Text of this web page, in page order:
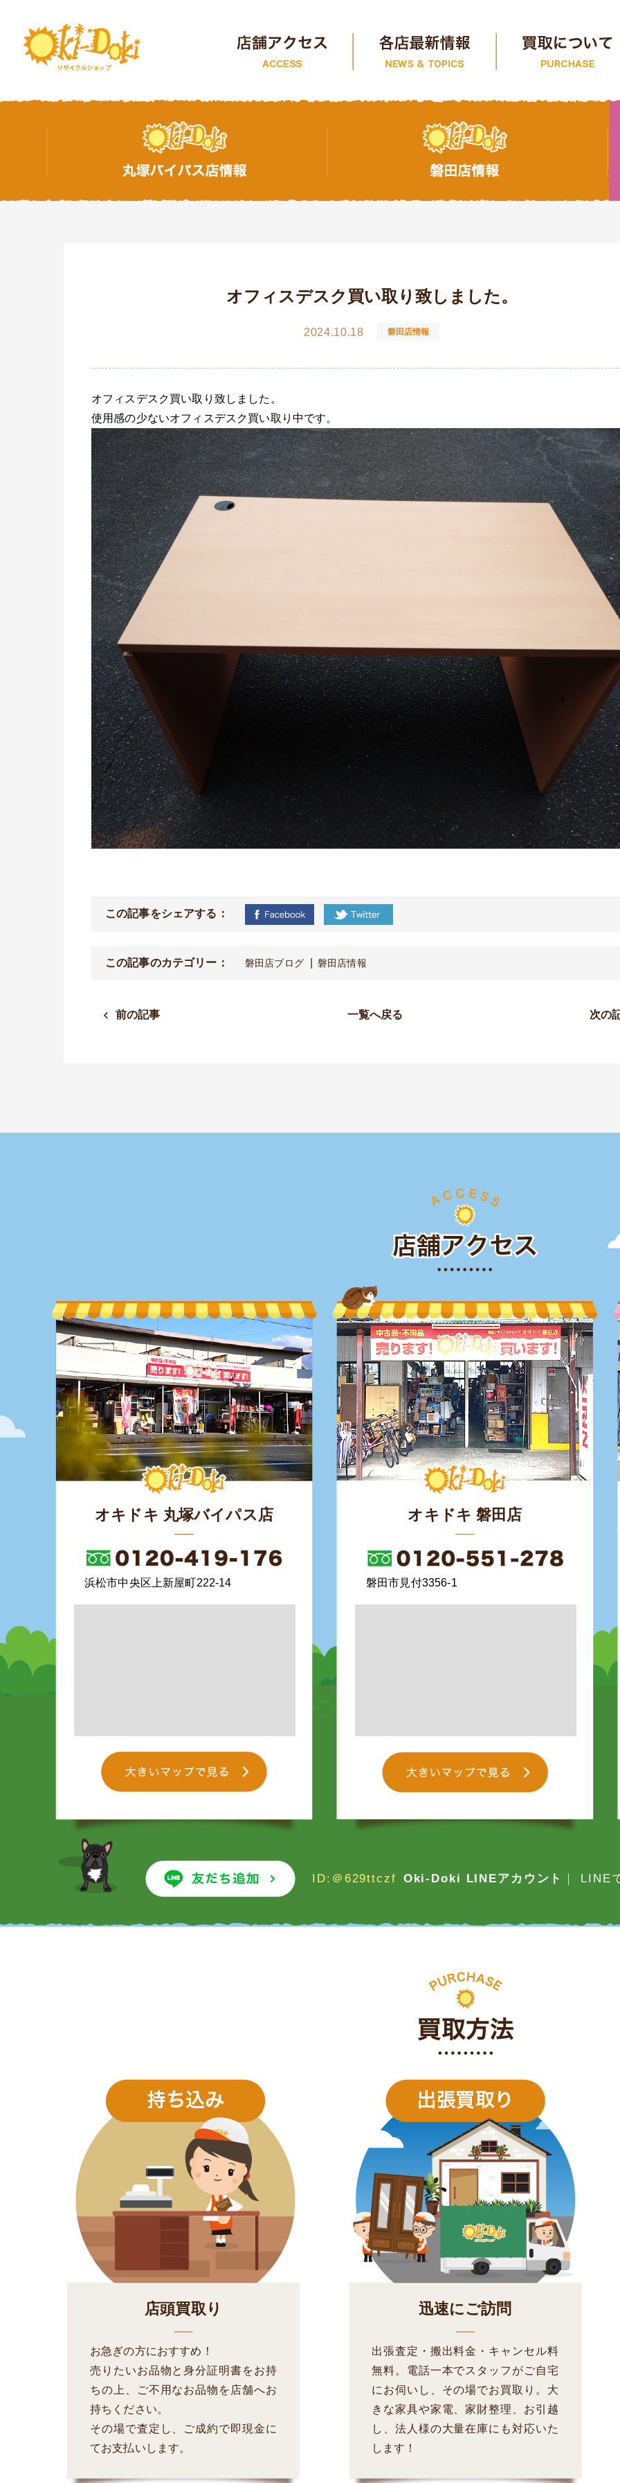
オフィスデスク買い取り致しました。
2024.10.18 磐田店情報
オフィスデスク買い取り致しました。
使用感の少ないオフィスデスク買い取り中です。
この記事をシェアする：
この記事のカテゴリー： 磐田店ブログ 磐田店情報
前の記事 一覧へ戻る 次の
オキドキ 丸塚バイパス店
浜松市中央区上新屋町222-14
オキドキ 磐田店
磐田市見付3356-1
ID:＠629ttczf Oki-Doki LINEアカウント LINE
店頭買取り
お急ぎの方におすすめ！
売りたいお品物と身分証明書をお持
ちの上、ご不用なお品物を店舗へお
持ちください。
その場で査定し、ご成約で即現金に
てお支払いします。
迅速にご訪問
出張査定・搬出料金・キャンセル料
無料。電話一本でスタッフがご自宅
にお伺いし、その場でお買取り。大
きな家具や家電、家財整理、お引越
し、法人様の大量在庫にも対応いた
します！